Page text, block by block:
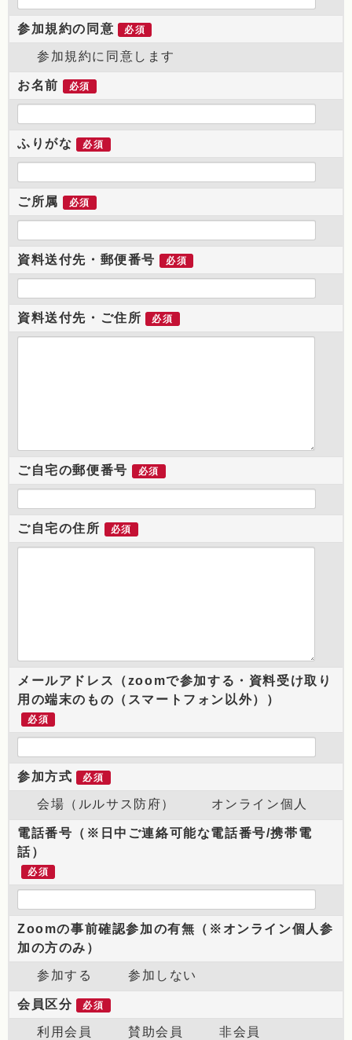
参加規約の同意 必須
参加規約に同意します
お名前 必須
ふりがな 必須
ご所属 必須
資料送付先・郵便番号 必須
資料送付先・ご住所 必須
ご自宅の郵便番号 必須
ご自宅の住所 必須
メールアドレス（zoomで参加する・資料受け取り
用の端末のもの（スマートフォン以外））
必須
参加方式 必須
会場（ルルサス防府） オンライン個人
電話番号（※日中ご連絡可能な電話番号/携帯電
話）
必須
Zoomの事前確認参加の有無（※オンライン個人参
加の方のみ）
参加する 参加しない
会員区分 必須
利用会員 賛助会員 非会員